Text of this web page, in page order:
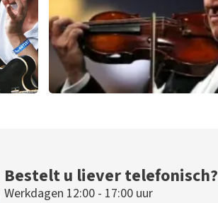
Bestelt u liever telefonisch?
Werkdagen 12:00 - 17:00 uur